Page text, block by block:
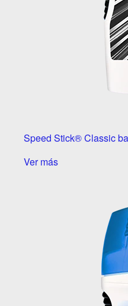
Speed Stick® Classic
Ver más